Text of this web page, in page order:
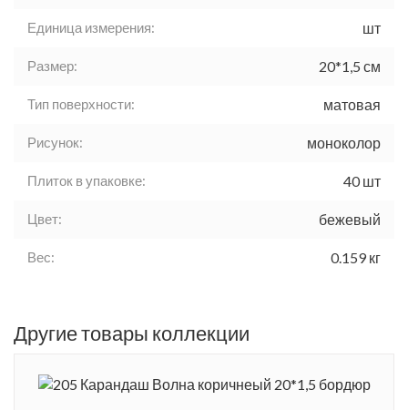
Единица измерения: шт
Размер: 20*1,5 см
Тип поверхности: матовая
Рисунок: моноколор
Плиток в упаковке: 40 шт
Цвет: бежевый
Вес: 0.159 кг
Другие товары коллекции